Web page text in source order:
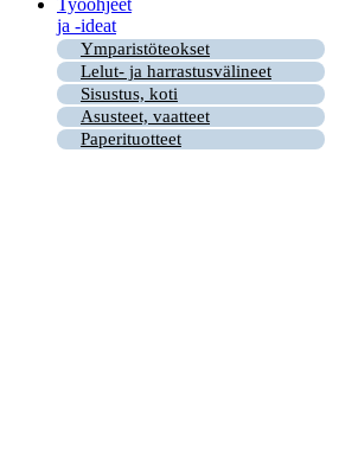
Työohjeet
ja -ideat
Ymparistöteokset
Lelut- ja harrastusvälineet
Sisustus, koti
Asusteet, vaatteet
Paperituotteet